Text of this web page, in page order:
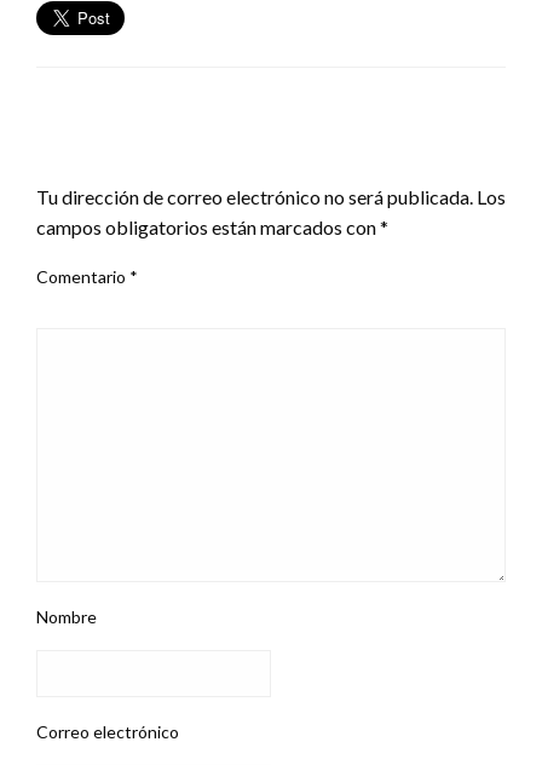
Tu dirección de correo electrónico no será publicada. Los
campos obligatorios están marcados con*
Comentario *
Nombre
Correo electrónico